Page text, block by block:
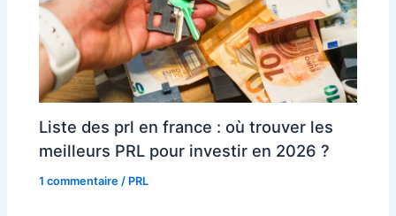
Liste des prl en france : où trouver les
meilleurs PRL pour investir en 2026 ?
1 commentaire / PRL